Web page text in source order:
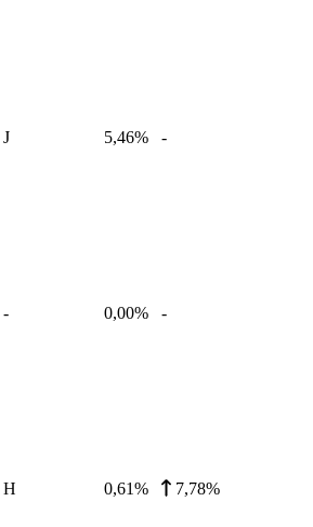
J 5,46% -
- 0,00% -
H 0,61% 7,78%